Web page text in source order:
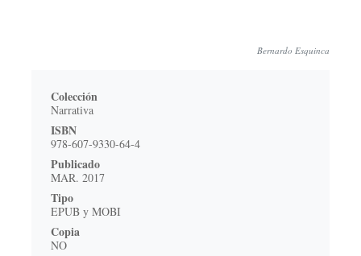
Bernardo Esquinca
Colección
Narrativa
ISBN
978-607-9330-64-4
Publicado
MAR. 2017
Tipo
EPUB y MOBI
Copia
NO